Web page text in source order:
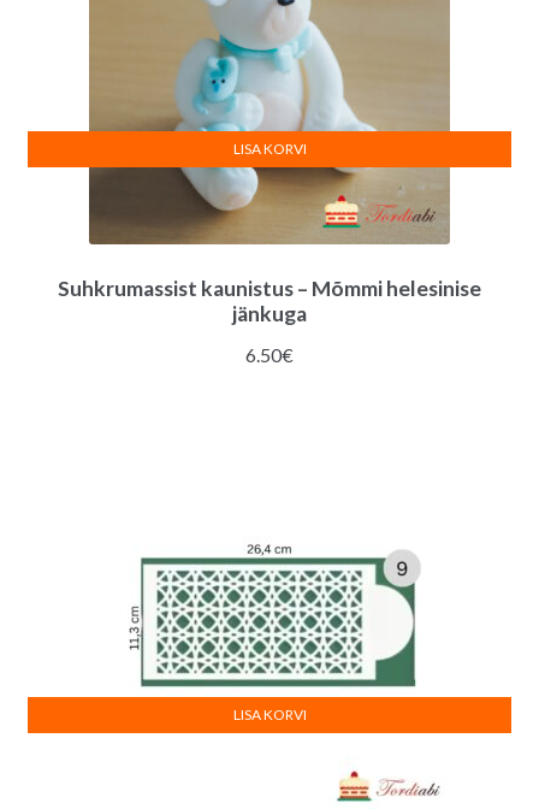
Suhkrumassist kaunistus – Mõmmi helesinise
jänkuga
6.50€
LISA KORVI
LISA KORVI